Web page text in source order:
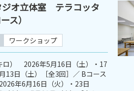
ジオ立体室 テラコッタ
ス）
ワークショップ
ロ） 2026年5月16日（土）・17
13日（土）［全3回］／ Bコース
年6月16日（火）・23日